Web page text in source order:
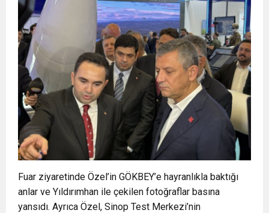
Fuar ziyaretinde Özel’in GÖKBEY’e hayranlıkla baktığı
anlar ve Yıldırımhan ile çekilen fotoğraflar basına
yansıdı. Ayrıca Özel, Sinop Test Merkezi’nin